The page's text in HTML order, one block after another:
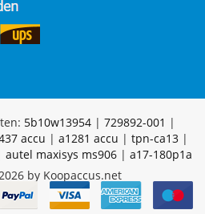
5b10w13954 | 729892-001 |
accu | a1281 accu | tpn-ca13|
autel maxisys ms906| a17-180p1a
by Koopaccus.net